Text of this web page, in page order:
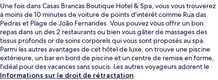
Une fois dans Casas Brancas Boutique Hotel & Spa, vous vous trouverez
à moins de 10 minutes de voiture de points d'intérêt comme Rua das
Pedras et Plage de João Fernandes. Vous pouvez vous offrir un bon
repas dans un des 2 restaurants ou bien vous gâter de massages des
tissus profonds or de soins corporels qui vous sont proposés au spa.
Parmi les autres avantages de cet hôtel de luxe, on trouve une piscine
extérieure, un bar en bord de piscine et un centre de remise en forme,
l'idéal pour des vacances sans soucis. Les autres voyageurs adorent le
personnel attentionné.
Informations sur le droit de rétractation